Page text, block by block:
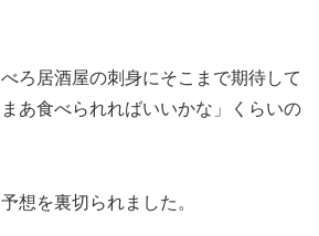
ろ居酒屋の刺身にそこまで期待して
あ食べられればいいかな」くらいの
想を裏切られました。